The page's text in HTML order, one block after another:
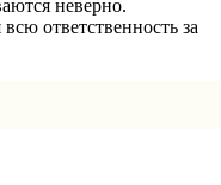
неверно.
ответственность за